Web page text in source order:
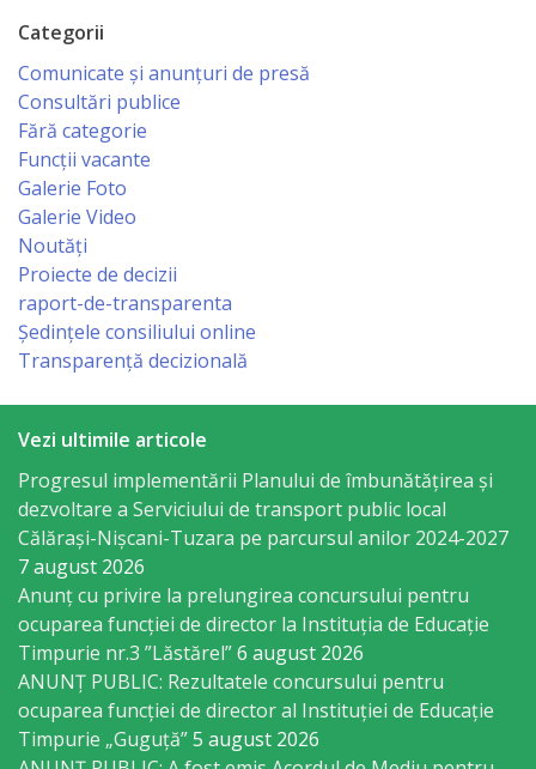
decizii
Deciziile
Consiliului
Consiliul
de
tineret
Activitatea
primăriei
Instituții
subordonate
IET
Lăstărel
IET
Guguță
Categorii
Comunicate și anunțuri de presă
Consultări publice
Fără categorie
Funcții vacante
Galerie Foto
Galerie Video
Noutăți
Proiecte de decizii
raport-de-transparenta
Ședințele consiliului online
Transparență decizională
Vezi ultimile articole
Progresul implementării Planului de îmbunătățirea și
dezvoltare a Serviciului de transport public local
Călărași-Nișcani-Tuzara pe parcursul anilor 2024-2027
7 august 2026
Anunț cu privire la prelungirea concursului pentru
ocuparea funcţiei de director la Instituția de Educație
Timpurie nr.3 ”Lăstărel”6 august 2026
ANUNȚ PUBLIC: Rezultatele concursului pentru
ocuparea funcției de director al Instituției de Educație
Timpurie „Guguță”5 august 2026